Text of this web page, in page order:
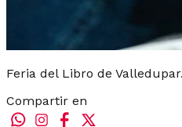
Feria del Libro de
Compartir en